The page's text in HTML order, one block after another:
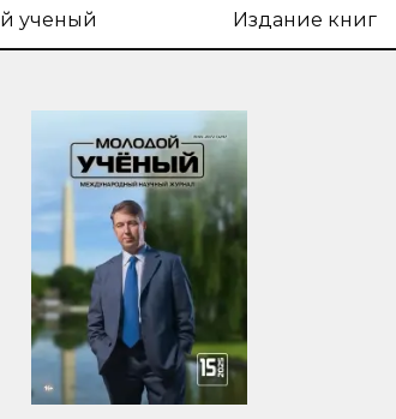
ученый Издание книг